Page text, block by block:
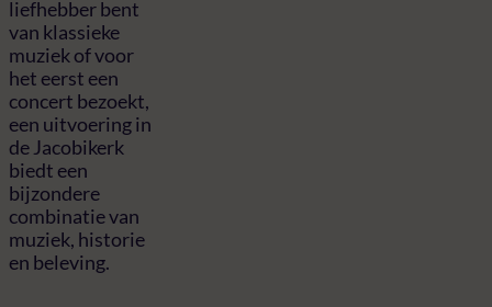
liefhebber bent
van klassieke
muziek of voor
het eerst een
concert bezoekt,
een uitvoering in
de Jacobikerk
biedt een
bijzondere
combinatie van
muziek, historie
en beleving.